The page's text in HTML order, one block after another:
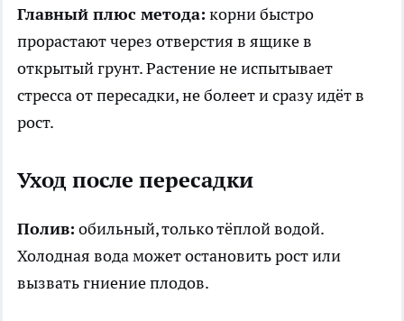
Главный плюс метода: корни быстро
прорастают через отверстия в ящике в
открытый грунт. Растение не испытывает
стресса от пересадки, не болеет и сразу идёт в
рост.
Уход после пересадки
Полив: обильный, только тёплой водой.
Холодная вода может остановить рост или
вызвать гниение плодов.